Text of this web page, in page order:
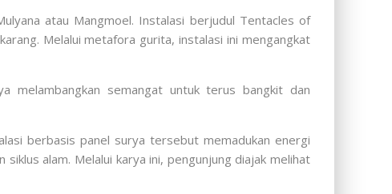
atau Mangmoel. Instalasi berjudul Tentacles of
Melalui metafora gurita, instalasi ini mengangkat
melambangkan semangat untuk terus bangkit dan
berbasis panel surya tersebut memadukan energi
alam. Melalui karya ini, pengunjung diajak melihat